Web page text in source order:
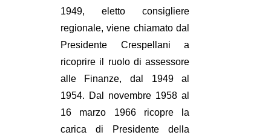
1949, eletto consigliere
regionale, viene chiamato dal
Presidente Crespellani a
ricoprire il ruolo di assessore
alle Finanze, dal 1949 al
1954. Dal novembre 1958 al
16 marzo 1966 ricopre la
carica di Presidente della